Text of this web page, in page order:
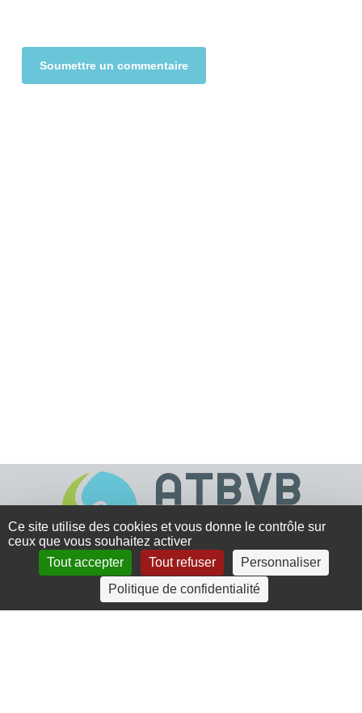
4 rue Crec’h-Ugen
22810 Belle Isle en Terre
Ce site utilise des cookies et vous donne le contrôle sur
ceux que vous souhaitez activer
Tout accepter
Tout refuser
Personnaliser
Politique de confidentialité